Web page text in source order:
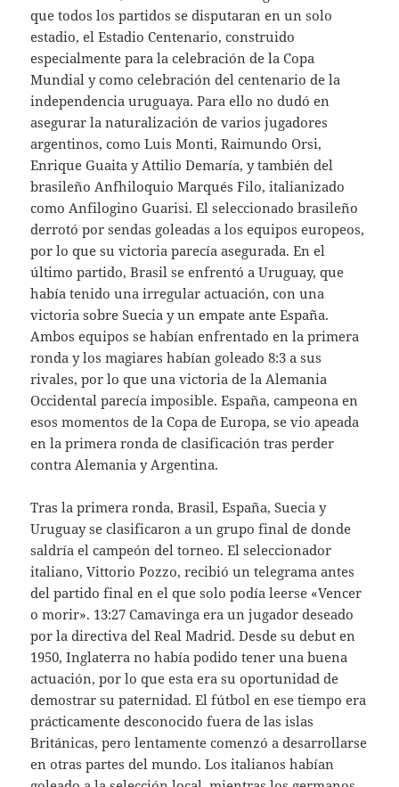
que todos los partidos se disputaran en un solo
estadio, el Estadio Centenario, construido
especialmente para la celebración de la Copa
Mundial y como celebración del centenario de la
independencia uruguaya. Para ello no dudó en
asegurar la naturalización de varios jugadores
argentinos, como Luis Monti, Raimundo Orsi,
Enrique Guaita y Attilio Demaría, y también del
brasileño Anfhiloquio Marqués Filo, italianizado
como Anfilogino Guarisi. El seleccionado brasileño
derrotó por sendas goleadas a los equipos europeos,
por lo que su victoria parecía asegurada. En el
último partido, Brasil se enfrentó a Uruguay, que
había tenido una irregular actuación, con una
victoria sobre Suecia y un empate ante España.
Ambos equipos se habían enfrentado en la primera
ronda y los magiares habían goleado 8:3 a sus
rivales, por lo que una victoria de la Alemania
Occidental parecía imposible. España, campeona en
esos momentos de la Copa de Europa, se vio apeada
en la primera ronda de clasificación tras perder
contra Alemania y Argentina.
Tras la primera ronda, Brasil, España, Suecia y
Uruguay se clasificaron a un grupo final de donde
saldría el campeón del torneo. El seleccionador
italiano, Vittorio Pozzo, recibió un telegrama antes
del partido final en el que solo podía leerse «Vencer
o morir». 13:27 Camavinga era un jugador deseado
por la directiva del Real Madrid. Desde su debut en
1950, Inglaterra no había podido tener una buena
actuación, por lo que esta era su oportunidad de
demostrar su paternidad. El fútbol en ese tiempo era
prácticamente desconocido fuera de las islas
Británicas, pero lentamente comenzó a desarrollarse
en otras partes del mundo. Los italianos habían